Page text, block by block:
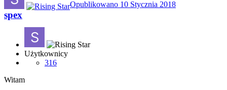
Opublikowano 10 Stycznia 2018
spex
Użytkownicy
316
Witam